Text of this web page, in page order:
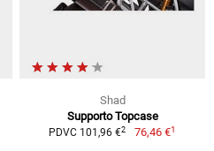
Shad
Supporto Topcase
PDVC 101,96 €2 76,46 €1